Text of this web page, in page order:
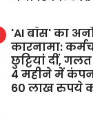
'AI बॉस' का
कारनामा:
छुट्टियां दीं,
4 महीने में
60 लाख रुपये